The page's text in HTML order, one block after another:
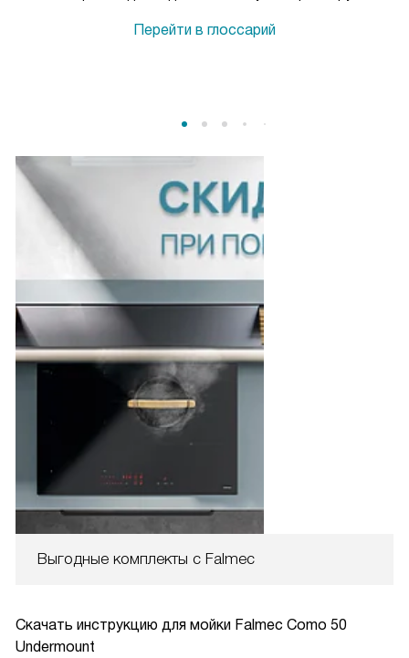
Выгодные комплекты с Falmec
Скачать инструкцию для мойки Falmec Como 50
Undermount
Перейти в глоссарий